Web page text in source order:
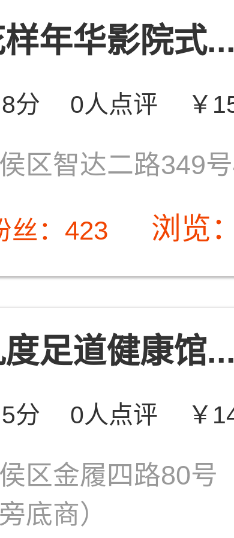
年华影院式...
8分 0人点评 ￥
区智达二路349
丝：423 浏览
足道健康馆...
5分 0人点评 ￥
区金履四路80号
底商）